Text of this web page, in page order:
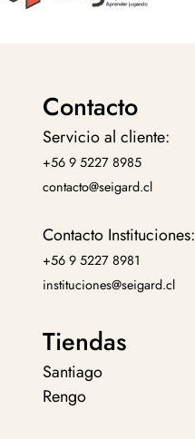
Contacto
Servicio al cliente:
+56 9 5227 8985
contacto@seigard.cl
Contacto Instituciones:
+56 9 5227 8981
instituciones@seigard.cl
Tiendas
Santiago
Rengo